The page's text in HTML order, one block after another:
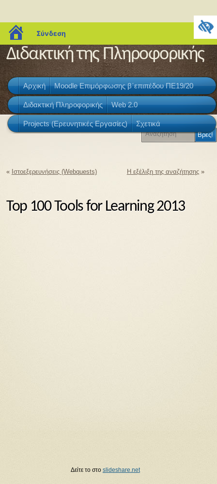
blogs.sch.gr
Σύνδεση
Διδακτική της Πληροφορικής
Δρίμτζιας Βασίλης, Επιμορφωτής
Β΄επιπέδου Εκπαιδευτικών ΠΕ19/20
Αρχική Moodle Επιμόρφωσης β΄επιπέδου ΠΕ19/20
Διδακτική Πληροφορικής Web 2.0
Projects (Ερευνητικές Εργασίες) Σχετικά
« Ιστοεξερευνήσεις (Webquests) Η εξέλιξη της αναζήτησης»
Top 100 Tools for Learning 2013
Δείτε το στο slideshare.net